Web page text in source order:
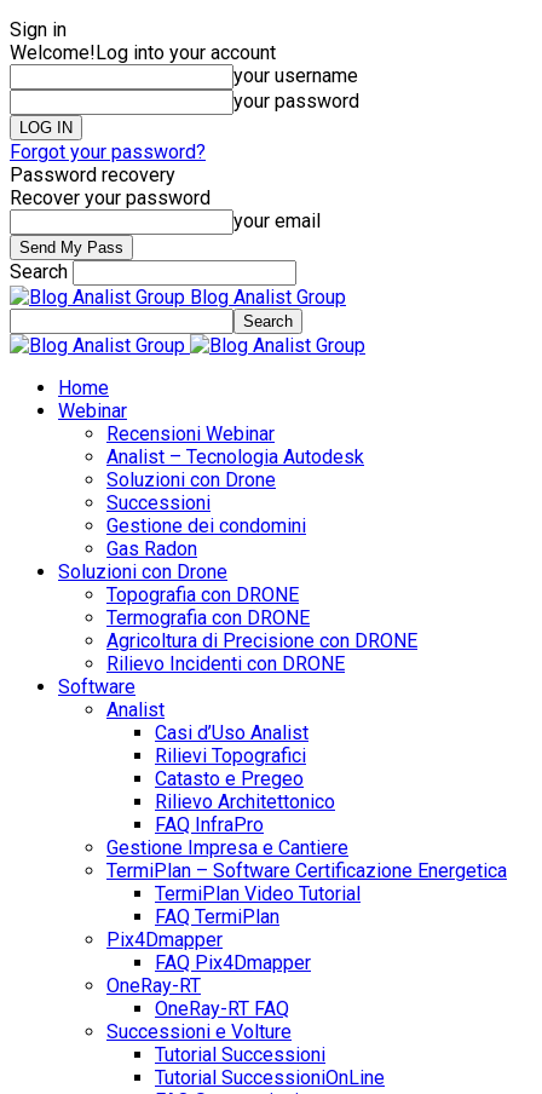
Sign in
Welcome!Log into your account
your username
your password
Forgot your password?
Password recovery
Recover your password
your email
Search
Blog Analist Group
Home
Webinar
Recensioni Webinar
Analist – Tecnologia Autodesk
Soluzioni con Drone
Successioni
Gestione dei condomini
Gas Radon
Soluzioni con Drone
Topografia con DRONE
Termografia con DRONE
Agricoltura di Precisione con DRONE
Rilievo Incidenti con DRONE
Software
Analist
Casi d’Uso Analist
Rilievi Topografici
Catasto e Pregeo
Rilievo Architettonico
FAQ InfraPro
Gestione Impresa e Cantiere
TermiPlan – Software Certificazione Energetica
TermiPlan Video Tutorial
FAQ TermiPlan
Pix4Dmapper
FAQ Pix4Dmapper
OneRay-RT
OneRay-RT FAQ
Successioni e Volture
Tutorial Successioni
Tutorial SuccessioniOnLine